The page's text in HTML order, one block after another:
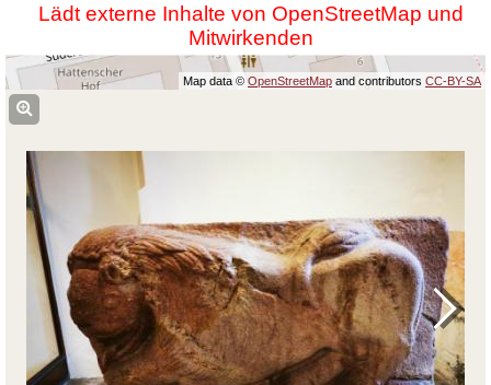
Map data © OpenStreetMap and contributors CC-BY-SA
Lädt externe Inhalte von OpenStreetMap und
Mitwirkenden